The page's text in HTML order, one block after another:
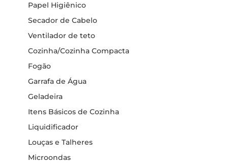
Papel Higiênico
Secador de Cabelo
Ventilador de teto
Cozinha/Cozinha Compacta
Fogão
Garrafa de Água
Geladeira
Itens Básicos de Cozinha
Liquidificador
Louças e Talheres
Microondas